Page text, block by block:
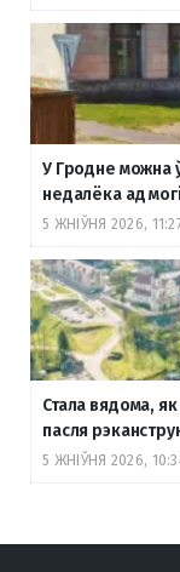
У Гродне можна
недалёка ад
5 ЖНІЎНЯ 2026,
Стала вядома,
пасля
5 ЖНІЎНЯ 2026,